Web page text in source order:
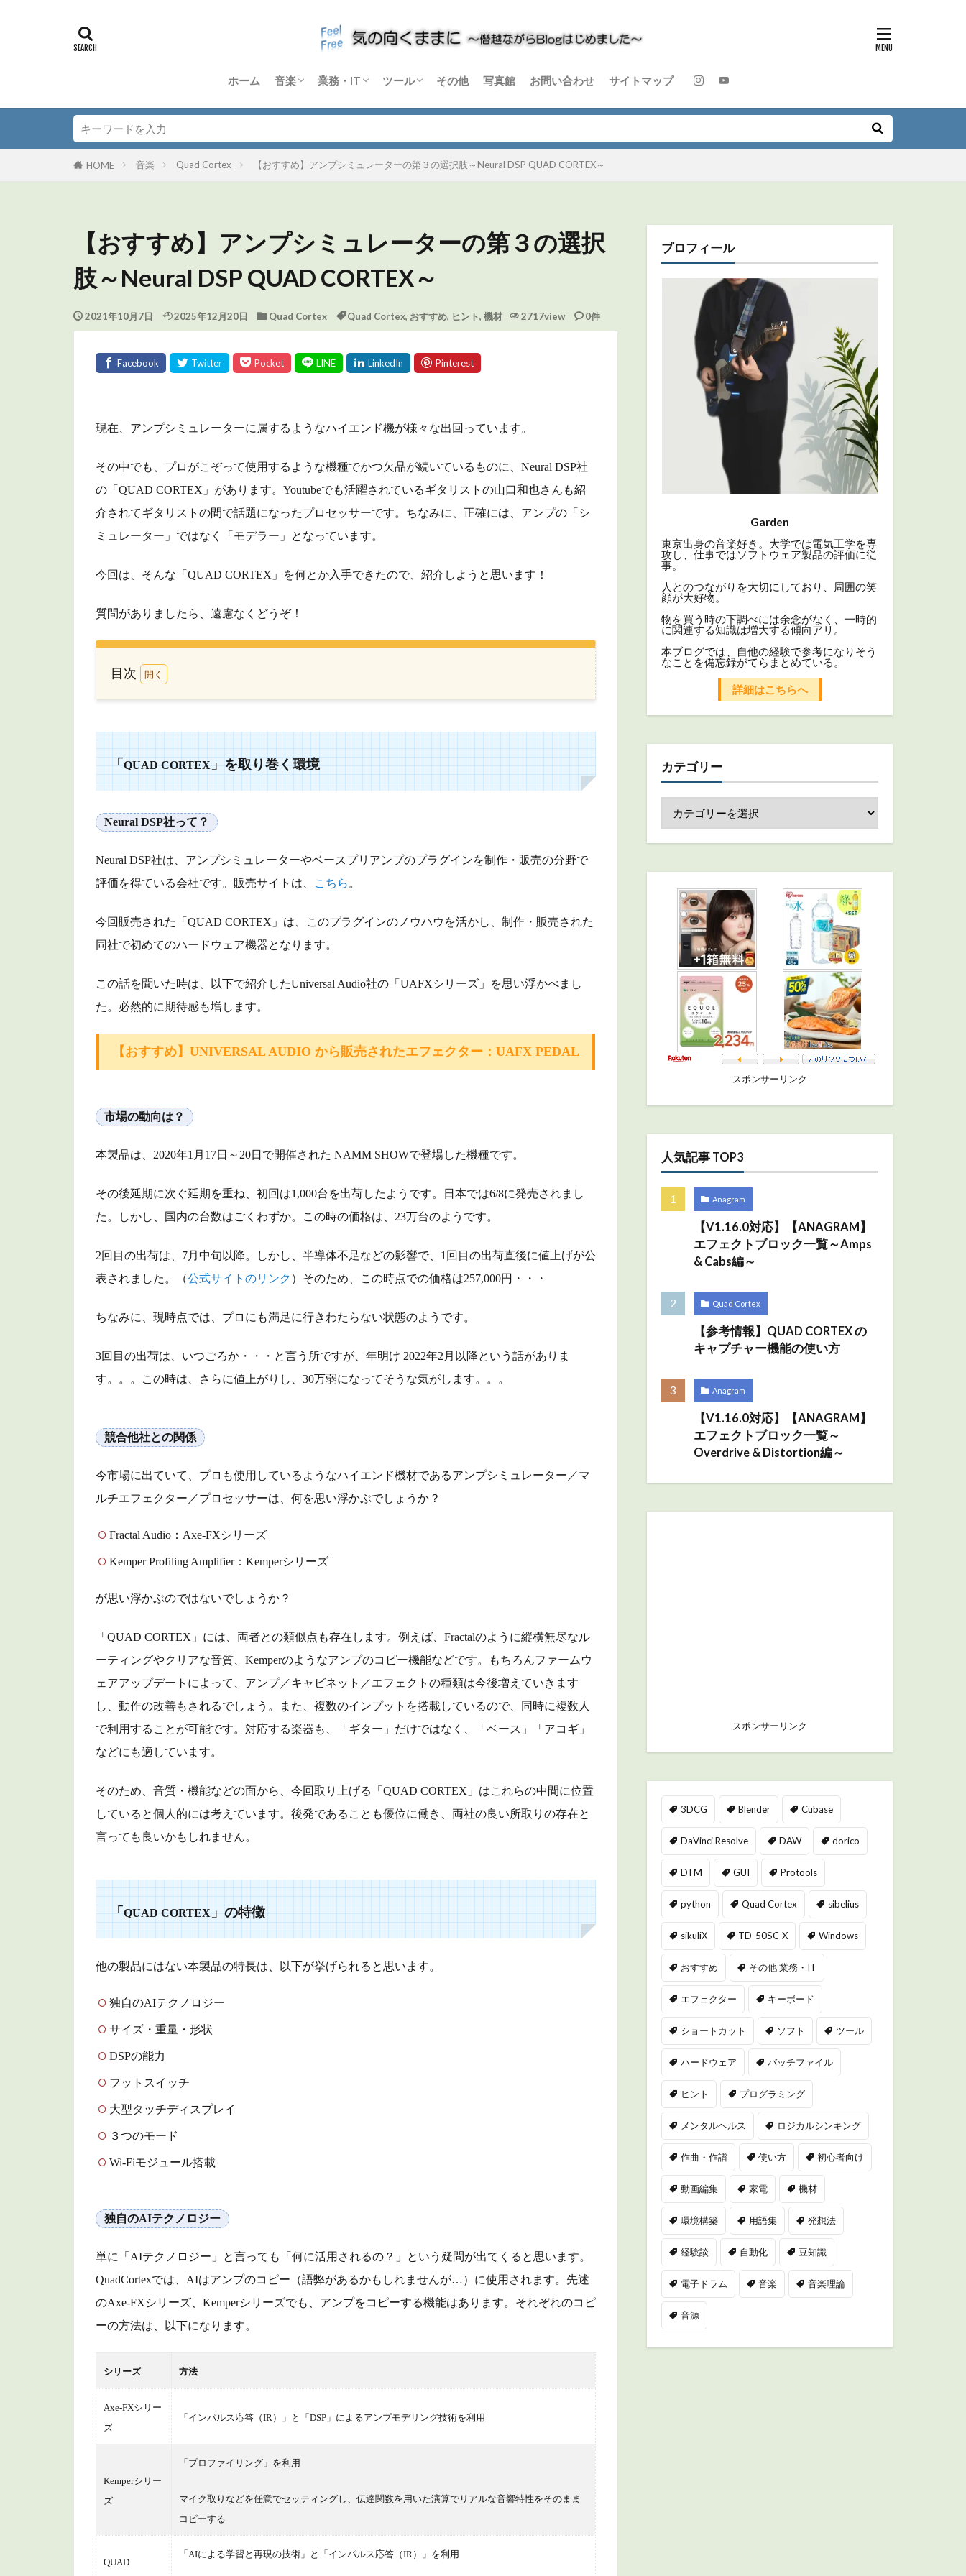
ホーム 音楽
DTM
Dorico
Anagram
Quad Cortex
TD-50SC-X
その他 音楽機材
音楽理論
業務・IT
Windows
Python
その他 業務・IT
ツール
Blender
DaVinci Resolve
Sikuli X
Dify
その他 ソフトウェア
ハードウェア
その他 写真館 お問い合わせ サイトマップ
HOME 音楽 Quad Cortex 【おすすめ】アンプシミュレーターの第３の選択肢～Neural DSP QUAD CORTEX～
【おすすめ】アンプシミュレーターの第３の選択
肢～Neural DSP QUAD CORTEX～
2021年10月7日 2025年12月20日 Quad Cortex Quad Cortex, おすすめ, ヒント, 機材 2717view 0件
現在、アンプシミュレーターに属するようなハイエンド機が様々な出回っています。
その中でも、プロがこぞって使用するような機種でかつ欠品が続いているものに、Neural DSP社
の「QUAD CORTEX」があります。 Youtubeでも活躍されているギタリストの山口和也さんも紹
介されてギタリストの間で話題になったプロセッサーです。ちなみに、正確には、アンプの「シ
ミュレーター」ではなく「モデラー」となっています。
今回は、そんな「QUAD CORTEX」を何とか入手できたので、紹介しようと思います！
質問がありましたら、遠慮なくどうぞ！
目次
CORTEX」
を取り巻く
環境
1.1
DSP社
市場
向
は？
競合
他社
との
関係
2
の特徴
独自
テク
ジー
2.2
ズ・
量・
2.3
DSP
2.4
トス
チ
2.5
タッ
ィス
イ
2.6
３つ
ード
2.7
Wi-
ジュ
ール
品
リ
ク
4
と
「QUAD CORTEX」を取り巻く環境
Neural DSP社って？
Neural DSP社は、アンプシミュレーターやベースプリアンプのプラグインを制作・販売の分野で
評価を得ている会社です。販売サイトは、
こちら 。
今回販売された「QUAD CORTEX」は、このプラグインのノウハウを活かし、制作・販売された
同社で初めてのハードウェア機器となります。
この話を聞いた時は、以下で紹介したUniversal Audio社の「UAFXシリーズ」を思い浮かべまし
た。必然的に期待感も増します。
【おすすめ】UNIVERSAL AUDIO から販売されたエフェクター：UAFX PEDAL
市場の動向は？
本製品は、2020年1月17日～20日で開催された NAMM SHOWで登場した機種です。
その後延期に次ぐ延期を重ね、初回は1,000台を出荷したようです。日本では6/8に発売されまし
た。しかし、国内の台数はごくわずか。この時の価格は、23万台のようです。
2回目の出荷は、7月中旬以降。しかし、半導体不足などの影響で、1回目の出荷直後に値上げが公
表されました。（公式サイトのリンク ）そのため、この時点での価格は257,000円・・・
ちなみに、現時点では、プロにも満足に行きわたらない状態のようです。
3回目の出荷は、いつごろか・・・と言う所ですが、年明け 2022年2月以降という話がありま
す。。。この時は、さらに値上がりし、30万弱になってそうな気がします。。。
競合他社との関係
今市場に出ていて、プロも使用しているようなハイエンド機材であるアンプシミュレーター／マ
ルチエフェクター／プロセッサーは、何を思い浮かぶでしょうか？
Fractal Audio：Axe-FXシリーズ
Kemper Profiling Amplifier：Kemperシリーズ
が思い浮かぶのではないでしょうか？
「QUAD CORTEX」には、両者との類似点も存在します。例えば、Fractalのように縦横無尽なル
ーティングやクリアな音質、Kemperのようなアンプのコピー機能などです。もちろんファームウ
ェアアップデートによって、アンプ／キャビネット／エフェクトの種類は今後増えていきます
し、動作の改善もされるでしょう。また、複数のインプットを搭載しているので、同時に複数人
で利用することが可能です。対応する楽器も、「ギター」だけではなく、「ベース」「アコギ」
などにも適しています。
そのため、音質・機能などの面から、今回取り上げる「QUAD CORTEX」はこれらの中間に位置
していると個人的には考えています。後発であることも優位に働き、両社の良い所取りの存在と
言っても良いかもしれません。
「QUAD CORTEX」の特徴
他の製品にはない本製品の特長は、以下が挙げられると思います。
独自のAIテクノロジー
サイズ・重量・形状
DSPの能力
フットスイッチ
大型タッチディスプレイ
３つのモード
Wi-Fiモジュール搭載
独自のAIテクノロジー
単に「AIテクノロジー」と言っても「何に活用されるの？」という疑問が出てくると思います。
QuadCortexでは、AIはアンプのコピー（語弊があるかもしれませんが…）に使用されます。先述
のAxe-FXシリーズ、Kemperシリーズでも、アンプをコピーする機能はあります。それぞれのコピ
ーの方法は、以下になります。
シリーズ 方法
Axe-FXシリー
ズ
「インパルス応答（IR）」と「DSP」によるアンプモデリング技術を利用
Kemperシリー
ズ
「プロファイリング」を利用
マイク取りなどを任意でセッティングし、伝達関数を用いた演算でリアルな音響特性をそのまま
コピーする
QUAD
「AIによる学習と再現の技術」と「インパルス応答（IR）」を利用
プロフィール
Garden
東京出身の音楽好き。大学では電気工学を専
攻し、仕事ではソフトウェア製品の評価に従
事。
人とのつながりを大切にしており、周囲の笑
顔が大好物。
物を買う時の下調べには余念がなく、一時的
に関連する知識は増大する傾向アリ。
本ブログでは、自他の経験で参考になりそう
なことを備忘録がてらまとめている。
詳細はこちらへ
カテゴリー
スポンサーリンク
人気記事 TOP3
Anagram
【V1.16.0対応】【ANAGRAM】
エフェクトブロック一覧～Amps
& Cabs編～
Quad Cortex
【参考情報】QUAD CORTEX の
キャプチャー機能の使い方
Anagram
【V1.16.0対応】【ANAGRAM】
エフェクトブロック一覧～
Overdrive & Distortion編～
スポンサーリンク
3DCG Blender Cubase
DaVinci Resolve DAW dorico
DTM GUI Protools
python Quad Cortex sibelius
sikuliX TD-50SC-X Windows
おすすめ その他 業務・IT
エフェクター キーボード
ショートカット ソフト ツール
ハードウェア バッチファイル
ヒント プログラミング
メンタルヘルス ロジカルシンキング
作曲・作譜 使い方 初心者向け
動画編集 家電 機材
環境構築 用語集 発想法
経験談 自動化 豆知識
電子ドラム 音楽 音楽理論
音源